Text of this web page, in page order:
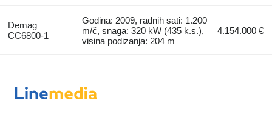
Demag
CC6800-1
Godina: 2009, radnih sati: 1.200
m/č, snaga: 320 kW (435 k.s.),
visina podizanja: 204 m
4.154.000 €